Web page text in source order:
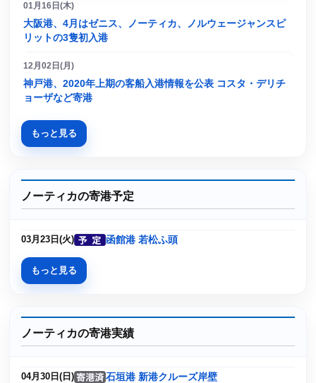
01月16日(木)
大阪港、4月はゼニス、ノーティカ、ノルウェージャンスピ
リットの3隻初入港
12月02日(月)
神戸港、2020年上期の客船入港情報を公表 コスタ・デリチ
ョーザなど寄港
もっと見る
ノーティカの寄港予定
03月23日(火) 函館港 若松ふ頭
もっと見る
ノーティカの寄港実績
04月30日(日) 石垣港 新港クルーズ岸壁